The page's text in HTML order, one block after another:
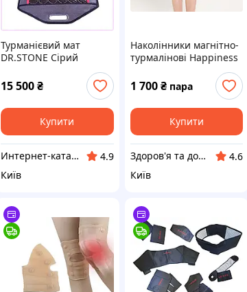
Турманієвий мат
DR.STONE Сірий
15 500₴
Купити
Инт​е​​рн​ет-кат​алог ск​​идок "KIEVSALES.COM"
4.9
Київ
Наколінники магнітно-
турмалінові Happiness
1 700 ₴ пара
Купити
Здоров'я та довголіття в наших руках !
4.6
Київ